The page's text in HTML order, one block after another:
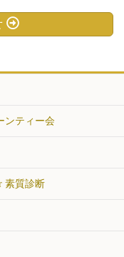
ンティー会
素質診断